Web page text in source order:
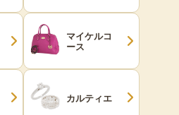
マイケルコ
ース
カルティエ